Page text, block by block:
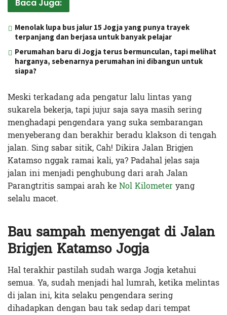
Baca Juga:
Menolak lupa bus jalur 15 Jogja yang punya trayek
terpanjang dan berjasa untuk banyak pelajar
Perumahan baru di Jogja terus bermunculan, tapi melihat
harganya, sebenarnya perumahan ini dibangun untuk
siapa?
Meski terkadang ada pengatur lalu lintas yang
sukarela bekerja, tapi jujur saja saya masih sering
menghadapi pengendara yang suka sembarangan
menyeberang dan berakhir beradu klakson di tengah
jalan. Sing sabar sitik, Cah! Dikira Jalan Brigjen
Katamso nggak ramai kali, ya? Padahal jelas saja
jalan ini menjadi penghubung dari arah Jalan
Parangtritis sampai arah keNol Kilometeryang
selalu macet.
Bau sampah menyengat di Jalan
Brigjen Katamso Jogja
Hal terakhir pastilah sudah warga Jogja ketahui
semua. Ya, sudah menjadi hal lumrah, ketika melintas
di jalan ini, kita selaku pengendara sering
dihadapkan dengan bau tak sedap dari tempat